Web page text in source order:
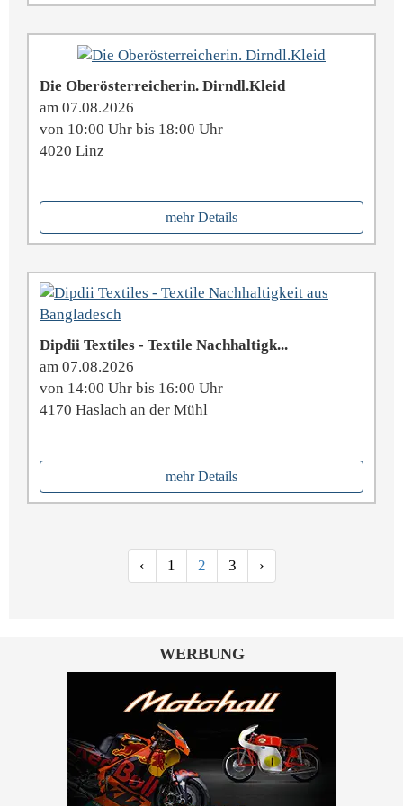
Die Oberösterreicherin. Dirndl.Kleid
am 07.08.2026
von 10:00 Uhr bis 18:00 Uhr
4020 Linz
mehr Details
Dipdii Textiles - Textile Nachhaltigk...
am 07.08.2026
von 14:00 Uhr bis 16:00 Uhr
4170 Haslach an der Mühl
mehr Details
‹ 1 2 3 ›
WERBUNG